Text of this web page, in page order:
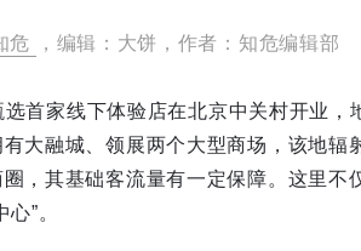
危 ，编辑：大饼，作者：知危编辑部
首家线下体验店在北京中关村开业，
大融城、领展两个大型商场，该地辐
，其基础客流量有一定保障。这里不
”。